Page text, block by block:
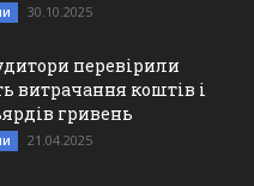
30.10.2025
перевірили
витрачання коштів і
гривень
21.04.2025